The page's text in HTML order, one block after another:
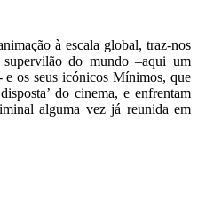
à escala global, traz-nos
do mundo –aqui um
os seus icónicos Mínimos, que
do cinema, e enfrentam
alguma vez já reunida em